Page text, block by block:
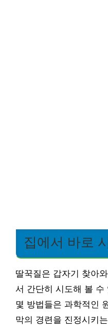
집에서 바로
딸꾹질은 갑자기 찾아
서 간단히 시도해 볼 수
몇 방법들은 과학적인
막의 경련을 진정시키